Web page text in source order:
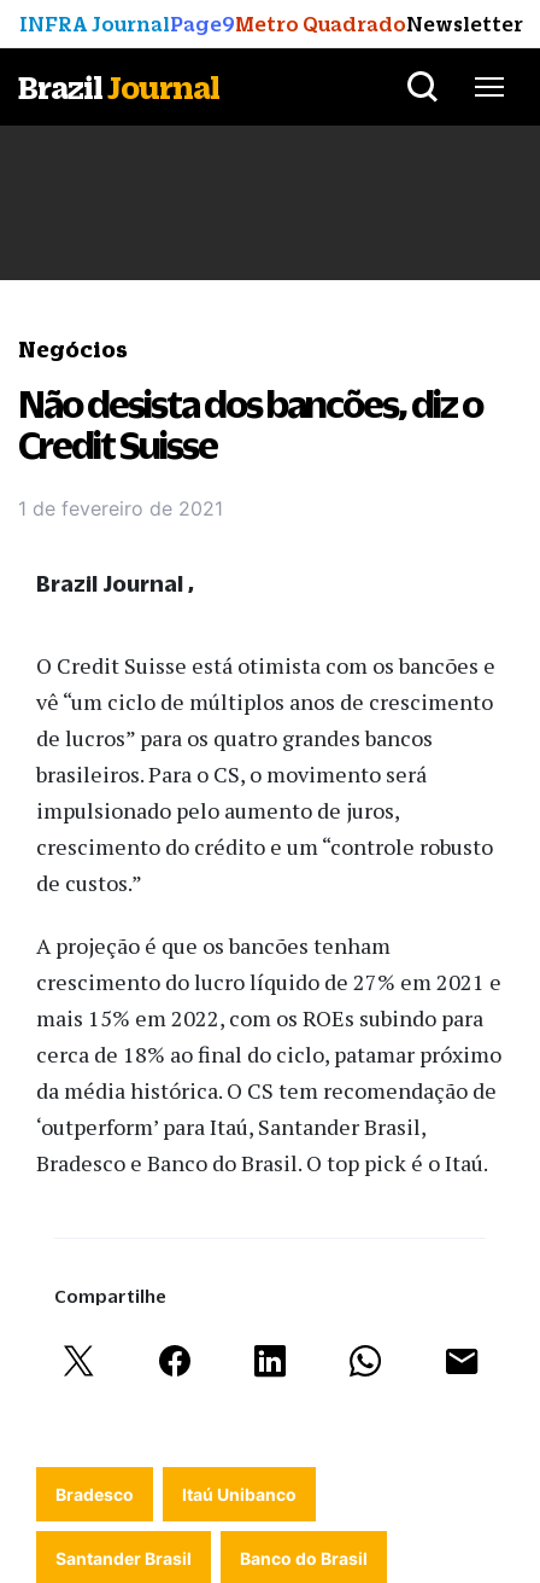
INFRA JournalPage9Metro QuadradoNewsletter
BrazilJournal
Negócios
Não desista dos bancões, diz o
Credit Suisse
1 de fevereiro de 2021
O Credit Suisse está otimista com os bancões e
vê “um ciclo de múltiplos anos de crescimento
de lucros” para os quatro grandes bancos
brasileiros. Para o CS, o movimento será
impulsionado pelo aumento de juros,
crescimento do crédito e um “controle robusto
de custos.”
A projeção é que os bancões tenham
crescimento do lucro líquido de 27% em 2021 e
mais 15% em 2022, com os ROEs subindo para
cerca de 18% ao final do ciclo, patamar próximo
da média histórica. O CS tem recomendação de
‘outperform’ para Itaú, Santander Brasil,
Bradesco e Banco do Brasil. O top pick é o Itaú.
Brazil Journal
Compartilhe
Bradesco Itaú Unibanco
Santander Brasil Banco do Brasil